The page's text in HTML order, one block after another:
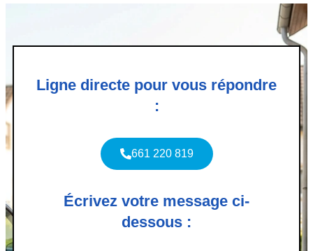
Ligne directe pour vous répondre
:
661 220 819
Écrivez votre message ci-
dessous :